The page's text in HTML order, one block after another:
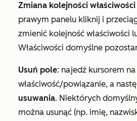
Zmiana kolejności
prawym panelu kliknij i
zmienić kolejność właściwości
Właściwości domyślne
Usuń pole: najedź kursorem na
właściwość/powiązanie, a
usuwania. Niektórych
można usunąć (np. imię,